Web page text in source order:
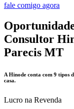
fale comigo agora
Consultor
Parecis MT
A Hinode conta com 9 tipos
casa.
Lucro na Revenda